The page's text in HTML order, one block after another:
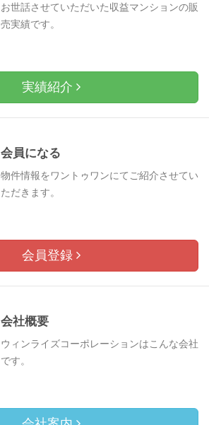
お世話させていただいた収益マンションの販
売実績です。
実績紹介
会員になる
物件情報をワントゥワンにてご紹介させてい
ただきます。
会員登録
会社概要
ウィンライズコーポレーションはこんな会社
です。